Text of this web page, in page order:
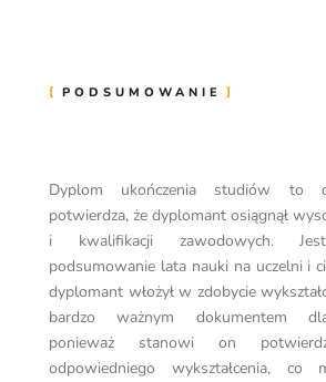
PODSUMOWANIE
Dyplom ukończenia studiów to
potwierdza, że dyplomant osiągnął
i kwalifikacji zawodowych.
podsumowanie lata nauki na uczelni i
dyplomant włożył w zdobycie
bardzo ważnym dokumentem
ponieważ stanowi on
odpowiedniego wykształcenia,